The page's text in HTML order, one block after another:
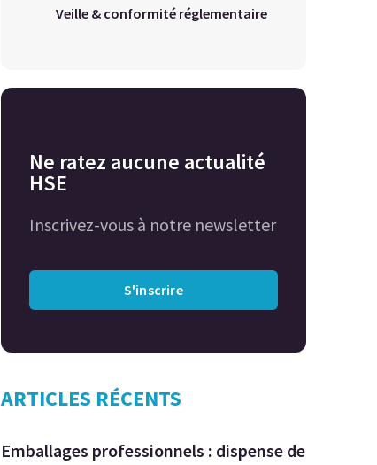
Veille & conformité réglementaire
Ne ratez aucune actualité
HSE
Inscrivez-vous à notre newsletter
S'inscrire
ARTICLES RÉCENTS
Emballages professionnels : dispense de